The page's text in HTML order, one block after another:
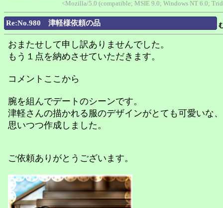
<Mozilla/5.0 (compatible; MSIE 9.0; Windows NT 6.0;
Re:No.980 津軽様依頼の品
おまたせして申し訳ありませんでした。
もう１点を納めさせていただきます。
コメントここから
腕を組んでデートのシーンです。
津軽さんの描かれる服のデザインがとても可愛いな
思いつつ作成しました。
ご依頼ありがとうございます。